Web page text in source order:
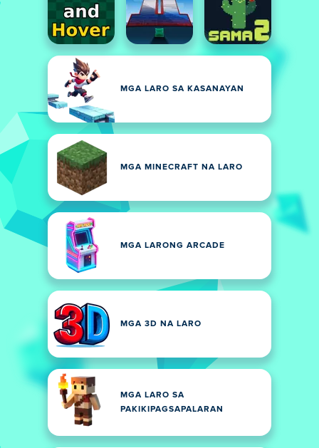
MGA LARO SA KASANAYAN
MGA MINECRAFT NA LARO
MGA LARONG ARCADE
MGA 3D NA LARO
MGA LARO SA
PAKIKIPAGSAPALARAN